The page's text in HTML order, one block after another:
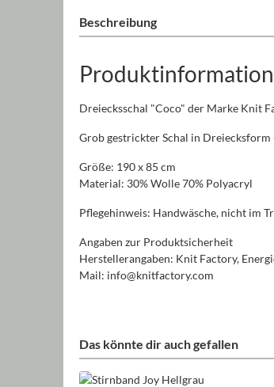
Beschreibung
Dreiecksschal "Coco" der Marke Knit
Grob gestrickter Schal in
Größe: 190 x 85 cm
Material: 30% Wolle 70% Polyacryl
Pflegehinweis: Handwäsche, nicht im
Angaben zur Produktsicherheit
Herstellerangaben: Knit Factory,
Mail: info@knitfactory.com
Das könnte dir auch gefallen
Produktgalerie überspringen